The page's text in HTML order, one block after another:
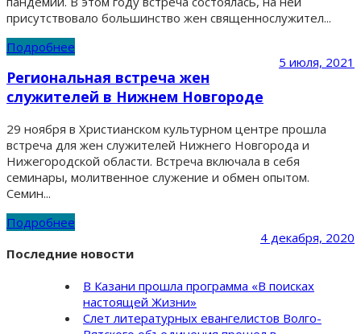
присутствовало большинство жен священнослужител...
Подробнее
5 июля, 2021
Региональная встреча жен
служителей в Нижнем Новгороде
29 ноября в Христианском культурном центре прошла
встреча для жен служителей Нижнего Новгорода и
Нижегородской области. Встреча включала в себя
семинары, молитвенное служение и обмен опытом.
Семин...
Подробнее
4 декабря, 2020
Последние новости
В Казани прошла программа «В поисках
настоящей Жизни»
Слет литературных евангелистов Волго-